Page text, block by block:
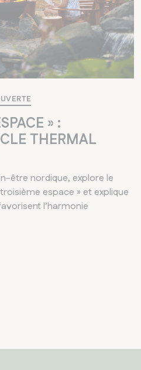
» :
THERMAL
être nordique, explore le
espace » et explique
l’harmonie